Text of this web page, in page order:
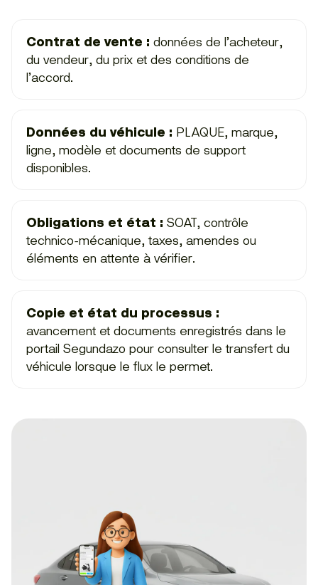
Contrat de vente : données de l’acheteur,
du vendeur, du prix et des conditions de
l’accord.
Données du véhicule : PLAQUE, marque,
ligne, modèle et documents de support
disponibles.
Obligations et état : SOAT, contrôle
technico-mécanique, taxes, amendes ou
éléments en attente à vérifier.
Copie et état du processus :
avancement et documents enregistrés dans le
portail Segundazo pour consulter le transfert du
véhicule lorsque le flux le permet.